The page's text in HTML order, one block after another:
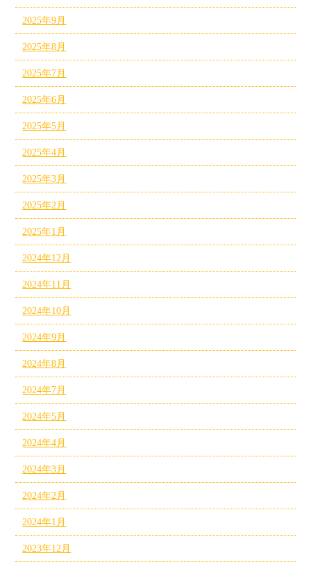
2025年9月
2025年8月
2025年7月
2025年6月
2025年5月
2025年4月
2025年3月
2025年2月
2025年1月
2024年12月
2024年11月
2024年10月
2024年9月
2024年8月
2024年7月
2024年5月
2024年4月
2024年3月
2024年2月
2024年1月
2023年12月